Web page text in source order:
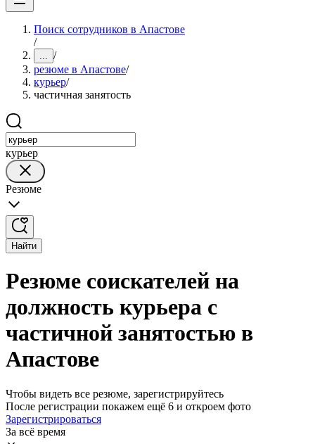
Поиск сотрудников в Апастове
/
... /
резюме в Апастове/
курьер/
частичная занятость
курьер
Резюме
Найти
Резюме соискателей на
должность курьера с
частичной занятостью в
Апастове
Чтобы видеть все резюме, зарегистрируйтесь
После регистрации покажем ещё 6 и откроем фото
Зарегистрироваться
За всё время